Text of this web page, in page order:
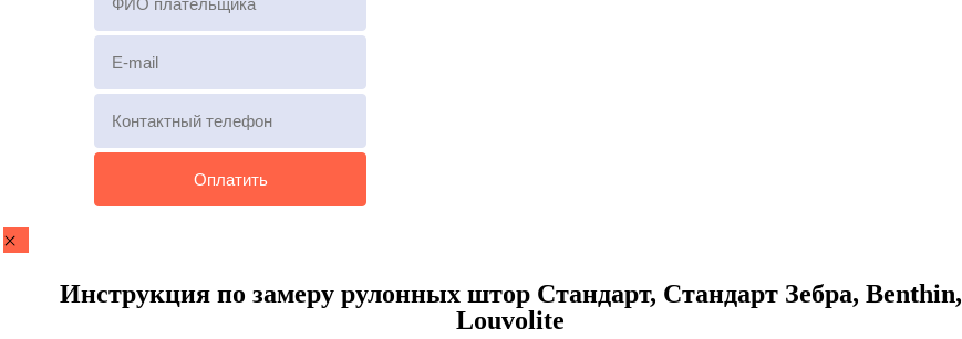
Инструкция по замеру рулонных штор Стандарт, Стандарт Зебра, Benthin,
Louvolite